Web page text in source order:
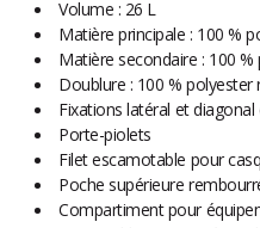
Volume : 26 L
Matière principale : 100 %
Matière secondaire : 100
Doublure : 100 % polyester
Fixations latéral et diagonal
Porte-piolets
Filet escamotable pour
Poche supérieure
Compartiment pour